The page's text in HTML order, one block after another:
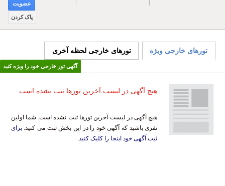
عضویت
پاک کردن
تورهای خارجی ویژه تورهای خارجی لحظه آخری
آگهی تور خارجی خود را ویژه کنید
هیچ آگهی در لیست آخرین تورها ثبت نشده است.
هیچ آگهی در لیست آخرین تورها ثبت نشده است. شما اولین
نفری باشید که آگهی خود را در این بخش ثبت می کنید.برای
ثبت آگهی خود اینجا را کلیک کنید.